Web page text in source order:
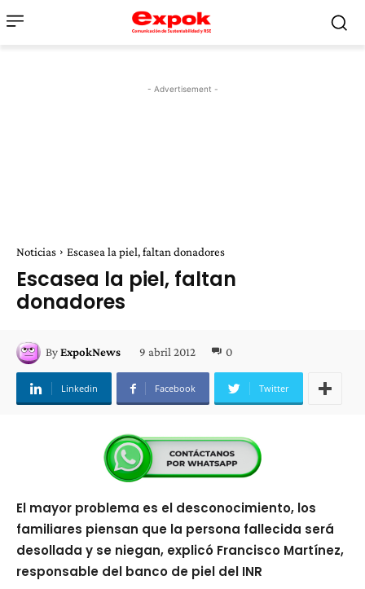
- Advertisement -
Noticias Escasea la piel, faltan donadores
Escasea la piel, faltan
donadores
ByExpokNews 9 abril 2012 0
Linkedin Facebook Twitter
El mayor problema es el desconocimiento, los
familiares piensan que la persona fallecida será
desollada y se niegan, explicó Francisco Martínez,
responsable del banco de piel del INR